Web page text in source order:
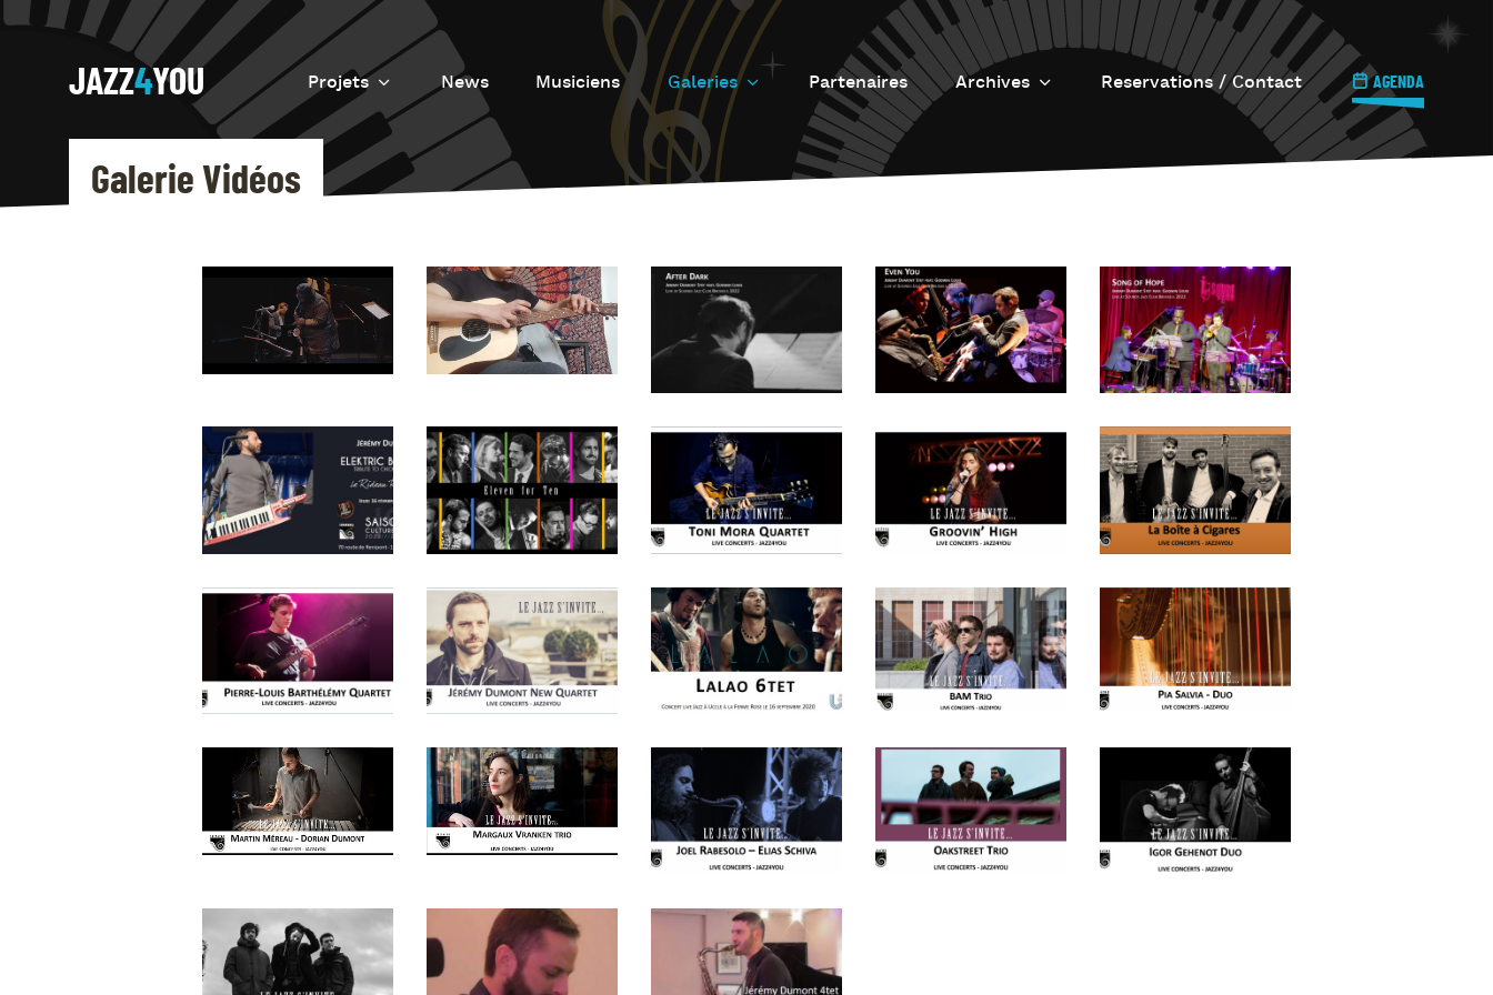
JAZZ4YOU Projets
Introduction
Resurrection
News Musiciens Galeries
Galerie photos
Galerie Vidéos
Partenaires Archives
Jazz à Uccle
L’Imprimerie / Le 6.6.6.
Le Onze Quatre-vingt
L’Os à Moelle
Jazz Nights
Les Midis-Jazz
Jazz au Pavillon
Jazz & Jam at CBG
Reservations / Contact AGENDA
Galerie Vidéos